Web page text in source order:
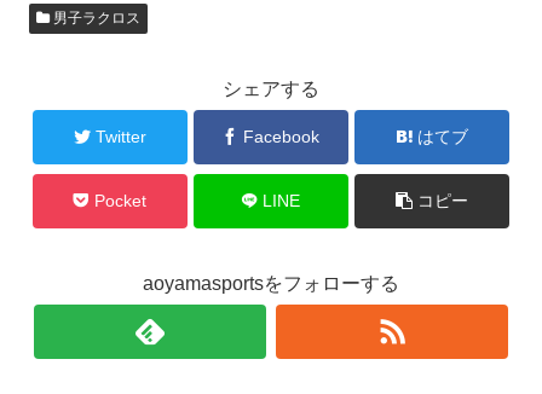
男子ラクロス
シェアする
Twitter Facebook はてブ
Pocket LINE コピー
aoyamasportsをフォローする